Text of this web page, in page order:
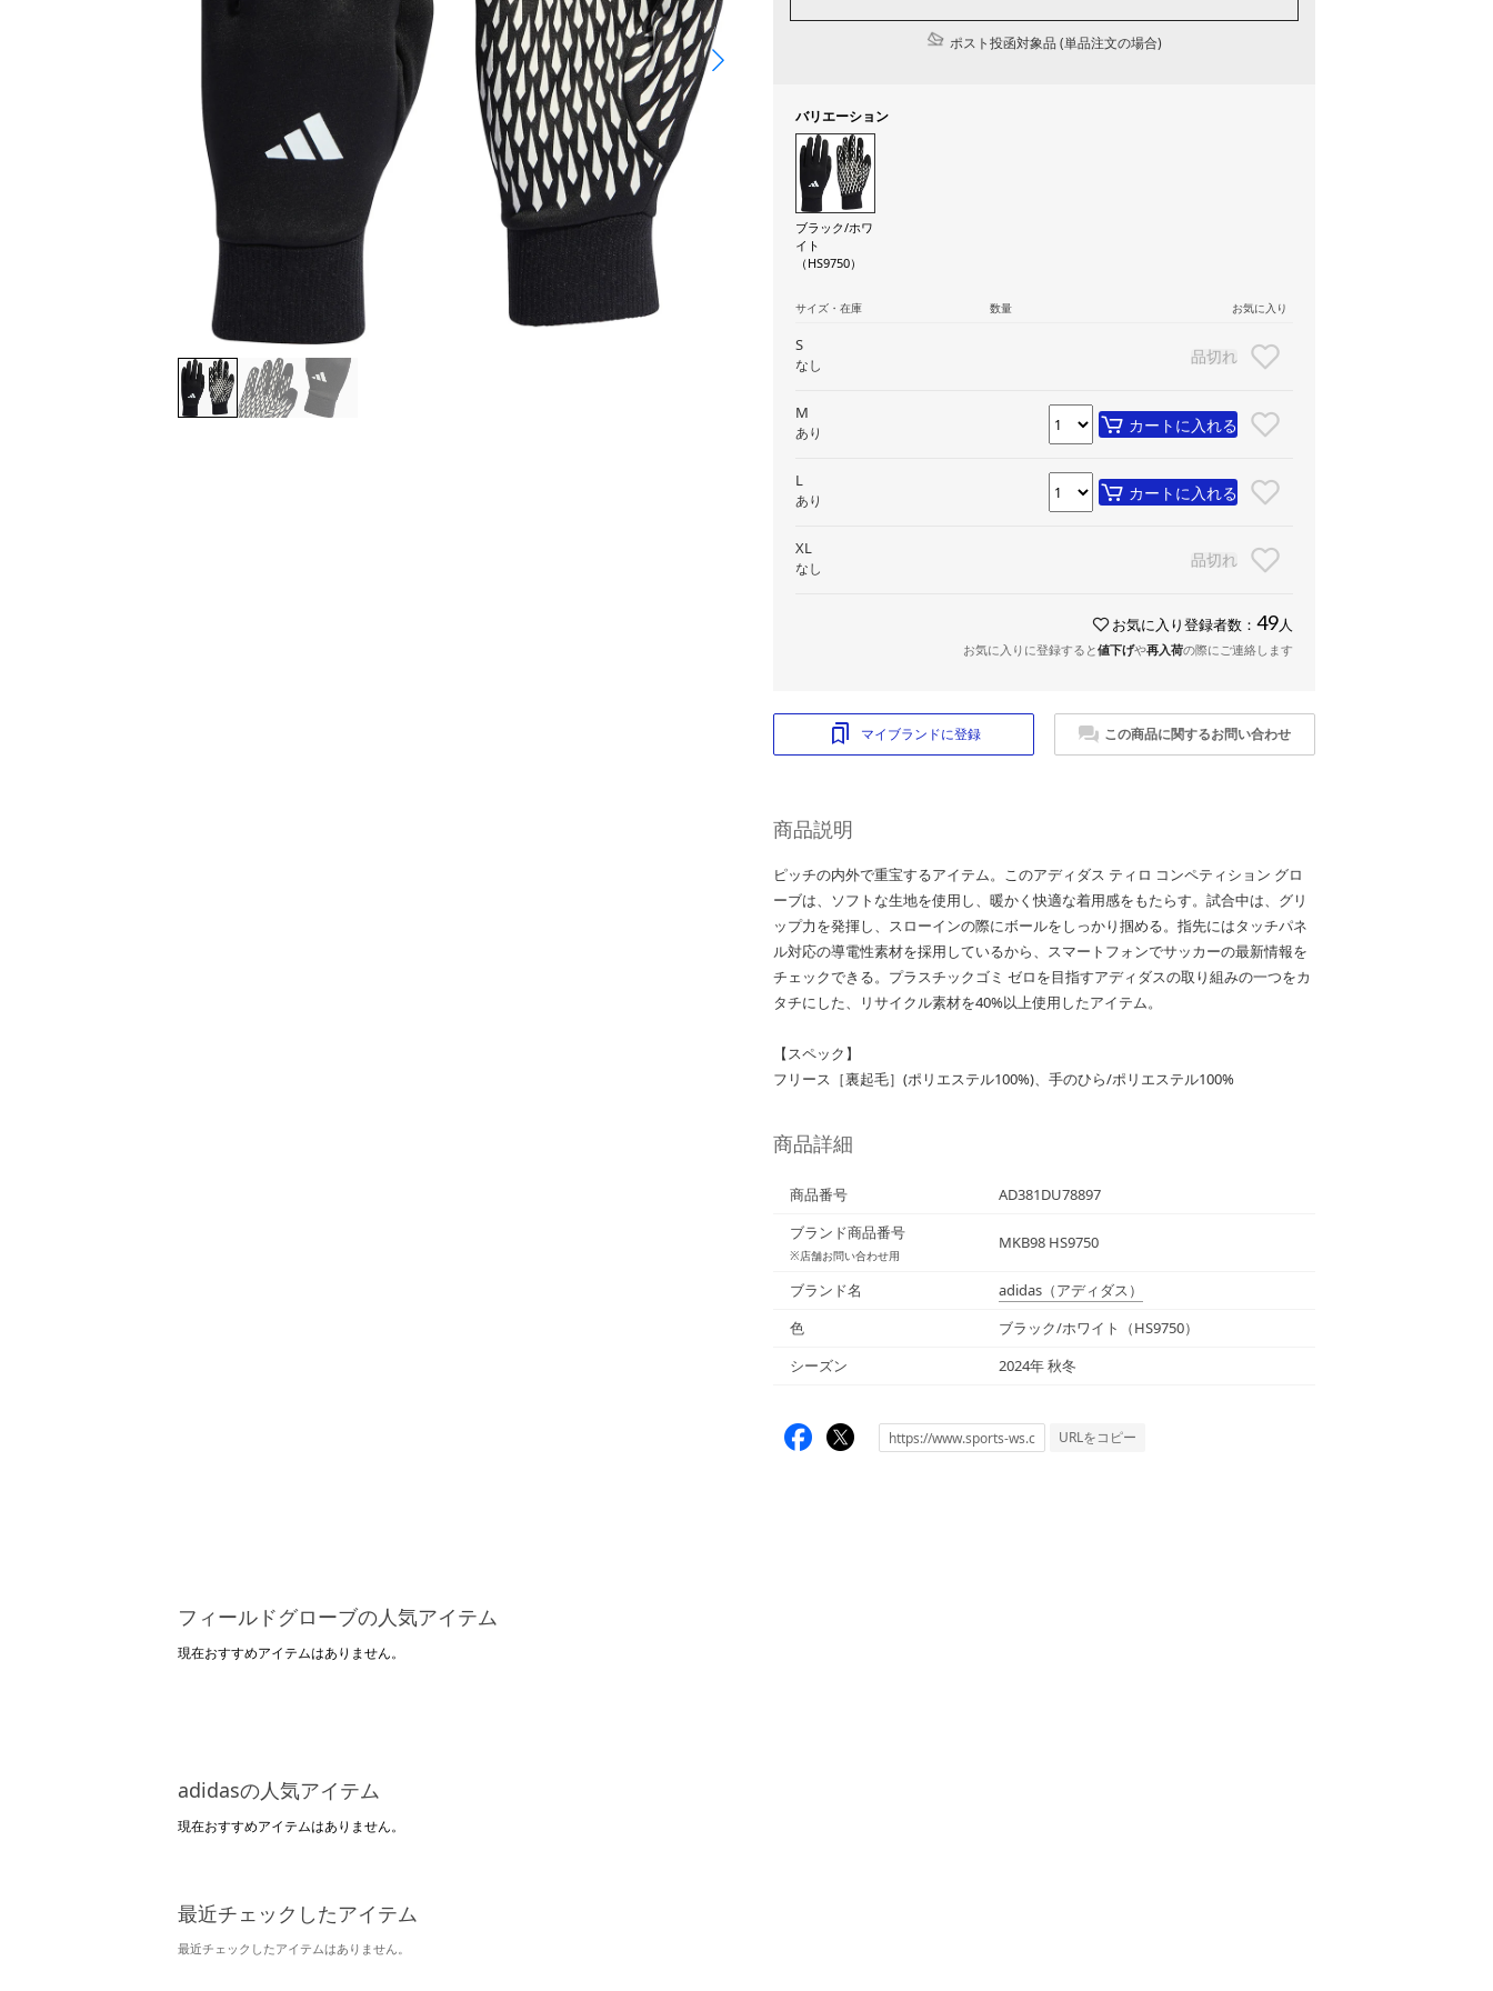
ポスト投函対象品 (単品注文の場合)
バリエーション
ブラック/ホワ
イト
（HS9750）
サイズ・在庫 数量 お気に入り
S
なし 品切れ
M
あり カートに入れる
L
あり カートに入れる
XL
なし 品切れ
お気に入り登録者数： 49 人
お気に入りに登録すると値下げや再入荷の際にご連絡します
マイブランドに登録 この商品に関するお問い合わせ
商品説明
ピッチの内外で重宝するアイテム。このアディダス ティロ コンペティション グロ
ーブは、ソフトな生地を使用し、暖かく快適な着用感をもたらす。試合中は、グリ
ップ力を発揮し、スローインの際にボールをしっかり掴める。指先にはタッチパネ
ル対応の導電性素材を採用しているから、スマートフォンでサッカーの最新情報を
チェックできる。プラスチックゴミ ゼロを目指すアディダスの取り組みの一つをカ
タチにした、リサイクル素材を40%以上使用したアイテム。
【スペック】
フリース［裏起毛］(ポリエステル100%)、手のひら/ポリエステル100%
商品詳細
商品番号
AD381DU78897
ブランド商品番号
※店舗お問い合わせ用
MKB98 HS9750
ブランド名 adidas （アディダス）
色
ブラック/ホワイト（HS9750）
シーズン
2024年 秋冬
URLをコピー
フィールドグローブの人気アイテム
現在おすすめアイテムはありません。
adidasの人気アイテム
現在おすすめアイテムはありません。
最近チェックしたアイテム
最近チェックしたアイテムはありません。